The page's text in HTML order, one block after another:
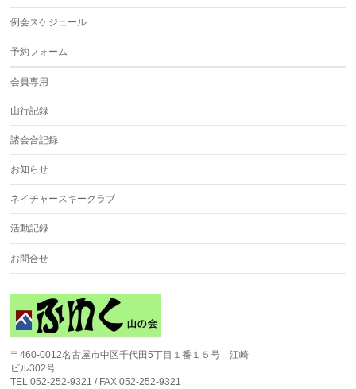
例会スケジュール
予約フォーム
会員専用
山行記録
諸会合記録
お知らせ
ネイチャースキークラブ
活動記録
お問合せ
〒460-0012名古屋市中区千代田5丁目１番１５号 江崎
ビル302号
TEL:052-252-9321 / FAX 052-252-9321